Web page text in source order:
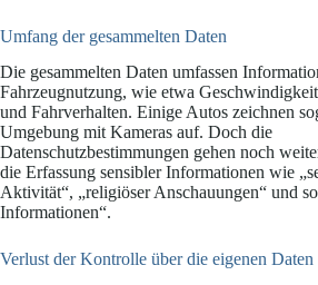
Umfang der gesammelten Daten
Die gesammelten Daten umfassen
Fahrzeugnutzung, wie etwa
und Fahrverhalten. Einige Autos zeichnen
Umgebung mit Kameras auf. Doch die
Datenschutzbestimmungen gehen noch
die Erfassung sensibler Informationen wie
Aktivität“, „religiöser Anschauungen“ und
Informationen“.
Verlust der Kontrolle über die eigenen Daten